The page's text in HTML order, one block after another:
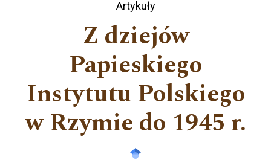
Artykuły
Z dziejów
Papieskiego
Instytutu Polskiego
w Rzymie do 1945 r.